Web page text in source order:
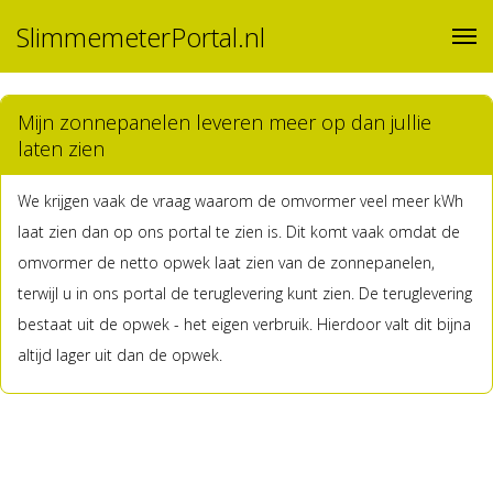
SlimmemeterPortal.nl
Mijn zonnepanelen leveren meer op dan jullie
laten zien
We krijgen vaak de vraag waarom de omvormer veel meer kWh
laat zien dan op ons portal te zien is. Dit komt vaak omdat de
omvormer de netto opwek laat zien van de zonnepanelen,
terwijl u in ons portal de teruglevering kunt zien. De teruglevering
bestaat uit de opwek - het eigen verbruik. Hierdoor valt dit bijna
altijd lager uit dan de opwek.